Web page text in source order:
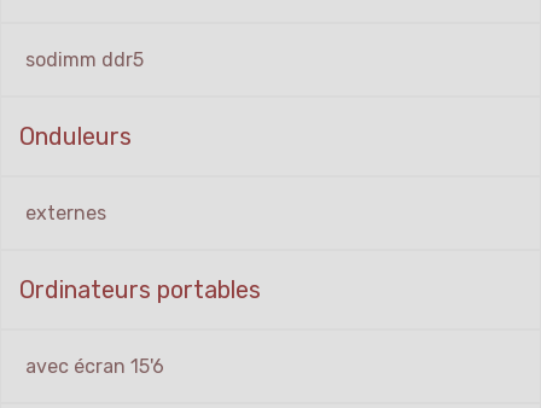
sodimm ddr5
Onduleurs
externes
Ordinateurs portables
avec écran 15'6